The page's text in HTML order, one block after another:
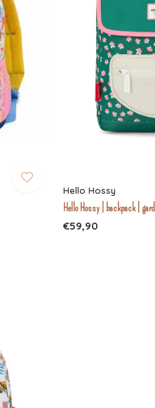
Hello Hossy
Hello Hossy | backpack |
€59,90